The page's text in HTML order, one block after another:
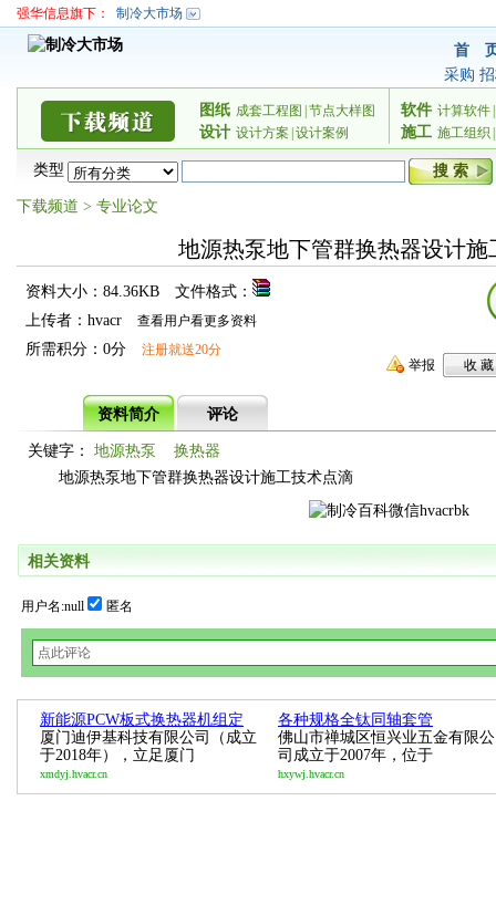
强华信息旗下： 制冷大市场
首
采购
图纸 成套工程图 节点大样图
设计 设计方案 设计案例
软件 计算软件
施工 施工组织
类型
下载频道 > 专业论文
地源热泵地下管群换热器设计施
资料大小：84.36KB
文件格式：
上传者：hvacr
查看用户看更多资料
所需积分：0分
注册就送20分
举报
资料简介 评论
关键字： 地源热泵
换热器
地源热泵地下管群换热器设计施工技术点滴
相关资料
用户名:null 匿名
新能源PCW板式换热器机组定
厦门迪伊基科技有限公司（成立
于2018年），立足厦门
xmdyj.hvacr.cn
各种规格全钛同轴套管
佛山市禅城区恒兴业五金有限公
司成立于2007年，位于
hxywj.hvacr.cn